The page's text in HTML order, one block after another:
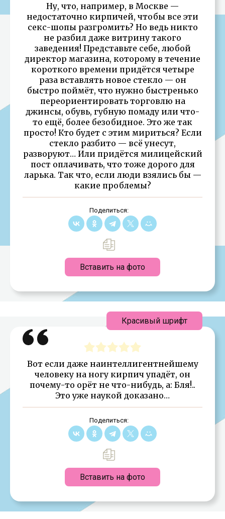
Ну, что, например, в Москве —
недостаточно кирпичей, чтобы все эти
секс-шопы разгромить? Но ведь никто
не разбил даже витрину такого
заведения! Представьте себе, любой
директор магазина, которому в течение
короткого времени придётся четыре
раза вставлять новое стекло — он
быстро поймёт, что нужно быстренько
переориентировать торговлю на
джинсы, обувь, губную помаду или что-
то ещё, более безобидное. Это же так
просто! Кто будет с этим мириться? Если
стекло разбито — всё унесут,
разворуют… Или придётся милицейский
пост оплачивать, что тоже дорого для
ларька. Так что, если люди взялись бы —
какие проблемы?
Поделиться:
Вставить на фото
Вот если даже наинтеллигентнейшему
человеку на ногу кирпич упадёт, он
почему-то орёт не что-нибудь, а: Бля!..
Это уже наукой доказано…
Поделиться:
Вставить на фото
Красивый шрифт